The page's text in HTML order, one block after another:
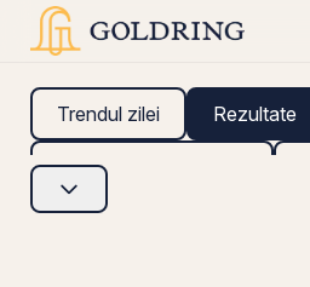
Trendul zilei Rezultate
Analize fundamentale